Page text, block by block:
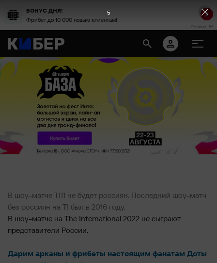
БОНУС ДНЯ!
Фрибет до 10 000 новым клиентам!
Реклама 18+
В шоу-матче TI11 не будет россиян. Последний шоу-матч
без россиян на TI был в 2016 году.
В шоу-матче на The International 2022 не сыграют
представители России.
Дарим арканы и фрибеты настоящим фанатам Доты
4